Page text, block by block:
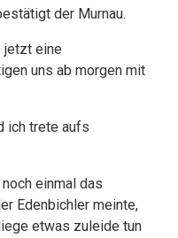
der Murnau.
jetzt eine
uns ab morgen mit
ich trete aufs
einmal das
Edenbichler meinte,
etwas zuleide tun